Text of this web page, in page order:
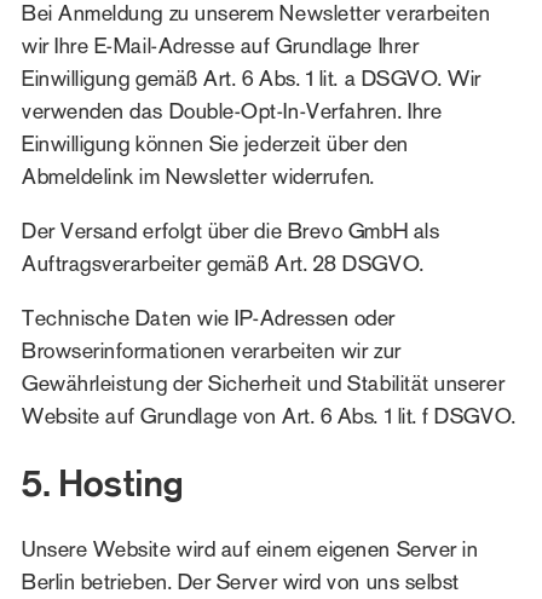
Bei Anmeldung zu unserem Newsletter verarbeiten
wir Ihre E-Mail-Adresse auf Grundlage Ihrer
Einwilligung gemäß Art. 6 Abs. 1 lit. a DSGVO. Wir
verwenden das Double-Opt-In-Verfahren. Ihre
Einwilligung können Sie jederzeit über den
Abmeldelink im Newsletter widerrufen.
Der Versand erfolgt über die Brevo GmbH als
Auftragsverarbeiter gemäß Art. 28 DSGVO.
Technische Daten wie IP-Adressen oder
Browserinformationen verarbeiten wir zur
Gewährleistung der Sicherheit und Stabilität unserer
Website auf Grundlage von Art. 6 Abs. 1 lit. f DSGVO.
5. Hosting
Unsere Website wird auf einem eigenen Server in
Berlin betrieben. Der Server wird von uns selbst